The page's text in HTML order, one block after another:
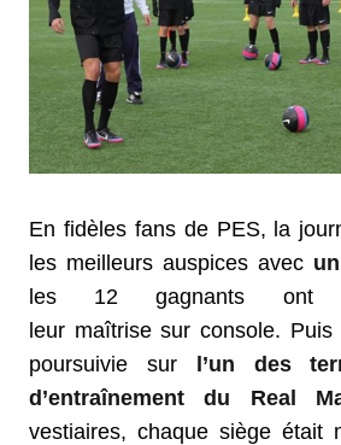
En fidèles fans de PES, la
les meilleurs auspices avec
les 12 gagnants ont
leur maîtrise sur console. Puis
poursuivie sur l’un des
d’entraînement du Real
vestiaires, chaque siège était